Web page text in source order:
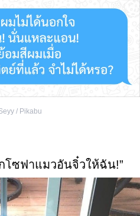
/ Pikabu
โซฟาแมวอันจิ๋วให้ฉัน!”